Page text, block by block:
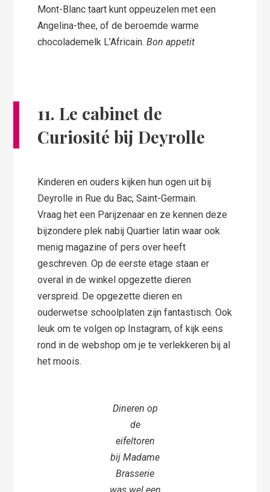
Mont-Blanc taart kunt oppeuzelen met een
Angelina-thee, of de beroemde warme
chocolademelk L’Africain.Bon appetit
11. Le cabinet de
Curiosité bij Deyrolle
Kinderen en ouders kijken hun ogen uit bij
Deyrolle in Rue du Bac, Saint-Germain.
Vraag het een Parijzenaar en ze kennen deze
bijzondere plek nabij Quartier latin waar ook
menig magazine of pers over heeft
geschreven. Op de eerste etage staan er
overal in de winkel opgezette dieren
verspreid. De opgezette dieren en
ouderwetse schoolplaten zijn fantastisch. Ook
leuk om te volgen op Instagram, of kijk eens
rond in de webshop om je te verlekkeren bij al
het moois.
Dineren op
de
eifeltoren
bij Madame
Brasserie